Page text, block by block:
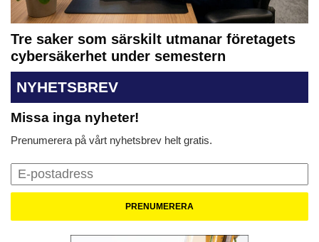
Tre saker som särskilt utmanar företagets
cybersäkerhet under semestern
NYHETSBREV
Missa inga nyheter!
Prenumerera på vårt nyhetsbrev helt gratis.